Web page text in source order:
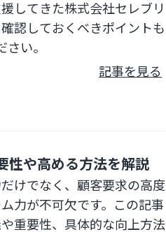
してきた株式会社セレブリ
認しておくべきポイントも
い。
記事を見る
性や高める方法を解説
けでなく、顧客要求の高度
力が不可欠です。この記事
重要性、具体的な向上方法